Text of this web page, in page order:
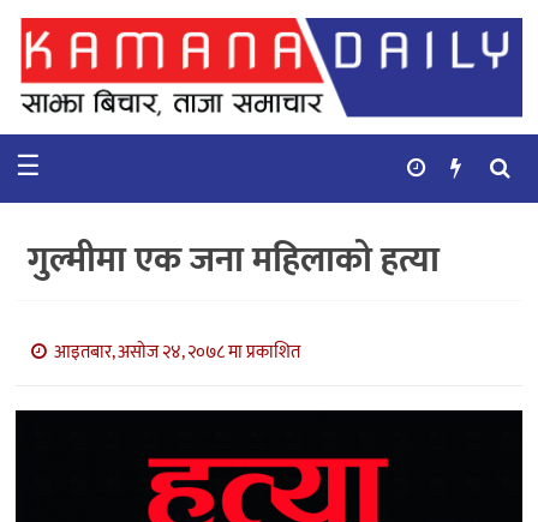
गृहपृष्ठ
समाचार
कुटनिती
कुराकानी
अर्थ
र
☰
गुल्मीमा एक जना महिलाको हत्या
आइतबार, असोज २४, २०७८ मा प्रकाशित